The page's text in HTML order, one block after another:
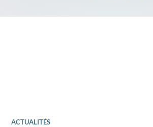
ACTUALITÉS